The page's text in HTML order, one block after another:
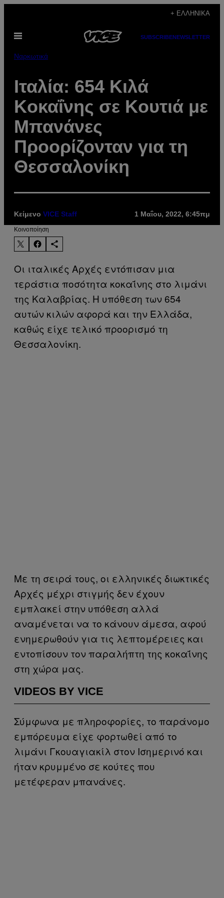
περιεχόμενο
+ ΕΛΛΗΝΙΚΆ
Ανοίξτε
SUBSCRIBENEWSLETTER
Ναρκωτικά
Ιταλία: 654 Kιλά
Kοκαΐνης σε Kουτιά με
Μπανάνες
Προορίζονταν για τη
Θεσσαλονίκη
Κείμενο VICE Staff 1 Μαΐου, 2022, 6:45πμ
Kοινοποίηση
Οι ιταλικές Αρχές εντόπισαν μια
τεράστια ποσότητα κοκαΐνης στο λιμάνι
της Καλαβρίας. Η υπόθεση των 654
αυτών κιλών αφορά και την Ελλάδα,
καθώς είχε τελικό προορισμό τη
Θεσσαλονίκη.
Με τη σειρά τους, οι ελληνικές διωκτικές
Αρχές μέχρι στιγμής δεν έχουν
εμπλακεί στην υπόθεση αλλά
αναμένεται να το κάνουν άμεσα, αφού
ενημερωθούν για τις λεπτομέρειες και
εντοπίσουν τον παραλήπτη της κοκαΐνης
στη χώρα μας.
VIDEOS BY VICE
Σύμφωνα με πληροφορίες, το παράνομο
εμπόρευμα είχε φορτωθεί από το
λιμάνι Γκουαγιακίλ στον Ισημερινό και
ήταν κρυμμένο σε κούτες που
μετέφεραν μπανάνες.